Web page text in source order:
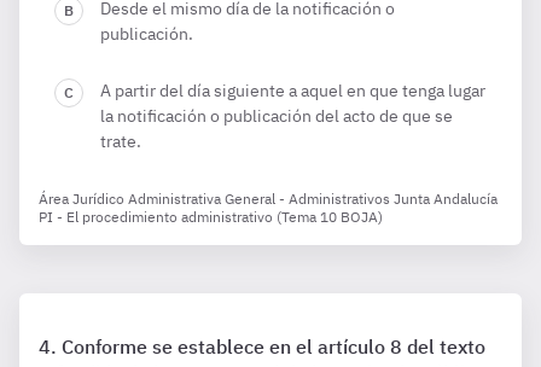
Desde el mismo día de la notificación o
publicación.
A partir del día siguiente a aquel en que tenga lugar
la notificación o publicación del acto de que se
trate.
Área Jurídico Administrativa General - Administrativos Junta Andalucía
PI - El procedimiento administrativo (Tema 10 BOJA)
Conforme se establece en el artículo 8 del texto